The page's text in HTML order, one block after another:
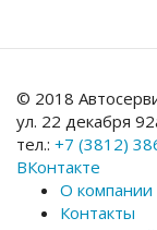
© 2018
ул. 22 декабря
тел.: +7 (3812)
ВКонтакте
О компании
Контакты